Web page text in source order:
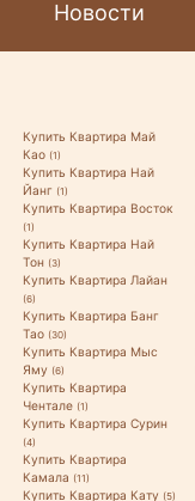
Новости
Купить Квартира Май
Као (1)
Купить Квартира Най
Йанг (1)
Купить Квартира Восток
(1)
Купить Квартира Най
Тон (3)
Купить Квартира Лайан
(6)
Купить Квартира Банг
Тао (30)
Купить Квартира Мыс
Яму (6)
Купить Квартира
Чентале (1)
Купить Квартира Сурин
(4)
Купить Квартира
Камала (11)
Купить Квартира Кату (5)